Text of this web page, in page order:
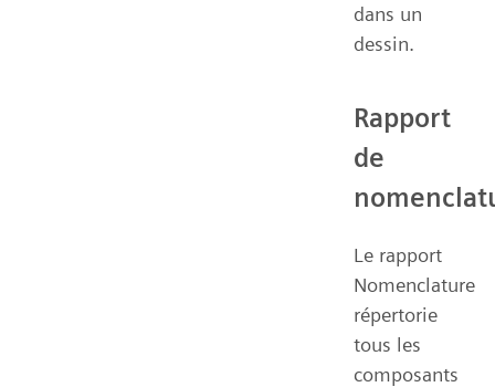
dans un
dessin.
Rapport
de
Le rapport
Nomenclature
répertorie
tous les
composants